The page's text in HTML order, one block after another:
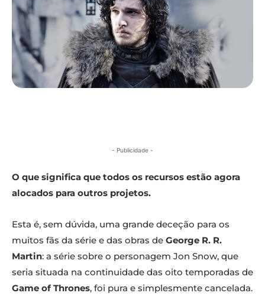
- Publicidade -
O que significa que todos os recursos estão agora
alocados para outros projetos.
Esta é, sem dúvida, uma grande deceção para os
muitos fãs da série e das obras de George R. R.
Martin: a série sobre o personagem Jon Snow, que
seria situada na continuidade das oito temporadas de
Game of Thrones, foi pura e simplesmente cancelada.